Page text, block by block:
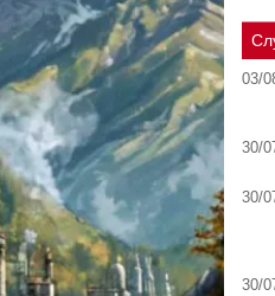
03/
30/
30/
30/